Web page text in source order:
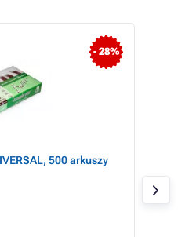
- 28%
500 arkuszy